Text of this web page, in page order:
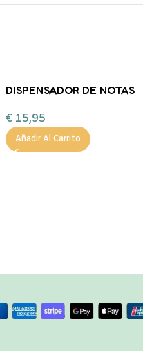
DISPENSADOR DE NOTAS
€ 15,95
Añadir Al Carrito